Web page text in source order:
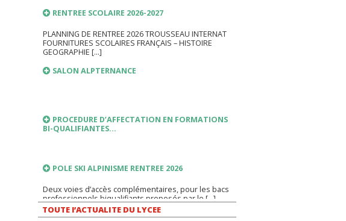
PROCEDURE D’AFFECTATION EN FORMATIONS
POLE SKI ALPINISME RENTREE 2026
DANS LE DAUPHINÉ LIBÉRÉ…
A l’occasion des 40 ans du bac pro, une table ronde
« Parcours […]
LIEN VERS PRONOTE
TOUTE l’ACTUALITE DU LYCEE